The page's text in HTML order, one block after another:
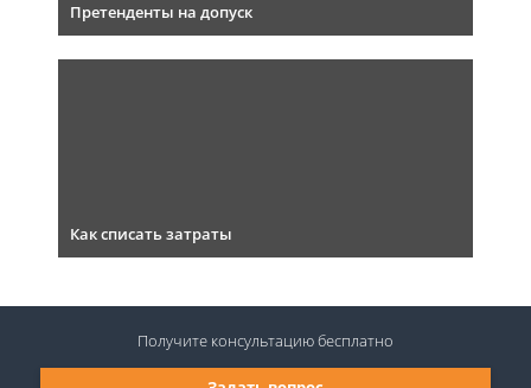
Претенденты на допуск
Как списать затраты
Получите консультациюбесплатно